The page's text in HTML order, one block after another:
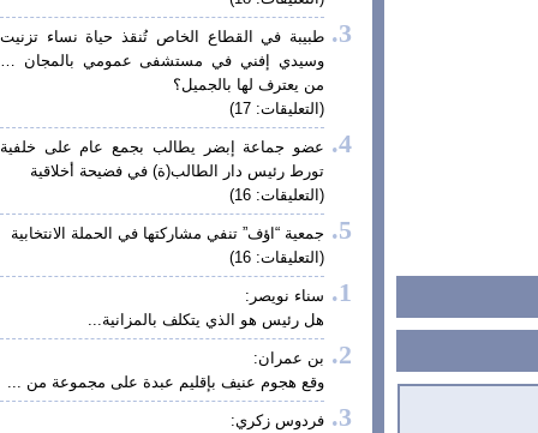
طبيبة في القطاع الخاص تُنقذ حياة نساء تزنيت
وسيدي إفني في مستشفى عمومي بالمجان …
من يعترف لها بالجميل؟
(التعليقات: 17)
عضو جماعة إبضر يطالب بجمع عام على خلفية
تورط رئيس دار الطالب(ة) في فضيحة أخلاقية
(التعليقات: 16)
جمعية “اؤف” تنفي مشاركتها في الحملة الانتخابية
(التعليقات: 16)
سناء نويصر:
هل رئيس هو الذي يتكلف بالمزانية...
بن عمران:
وقع هجوم عنيف بإقليم عبدة على مجموعة من ...
فردوس زكري: